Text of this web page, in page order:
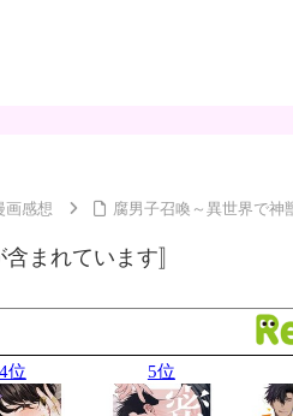
画感想 腐男子召喚～異世界で神
まれています〛